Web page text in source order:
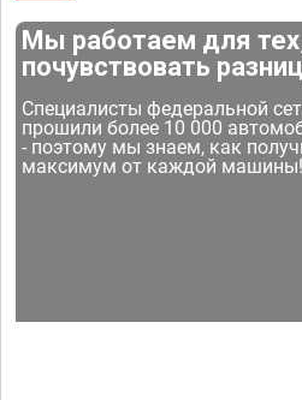
Мы работаем для
почувствовать
Специалисты федеральной
прошили более 10 000
- поэтому мы знаем, как
максимум от каждой машины!